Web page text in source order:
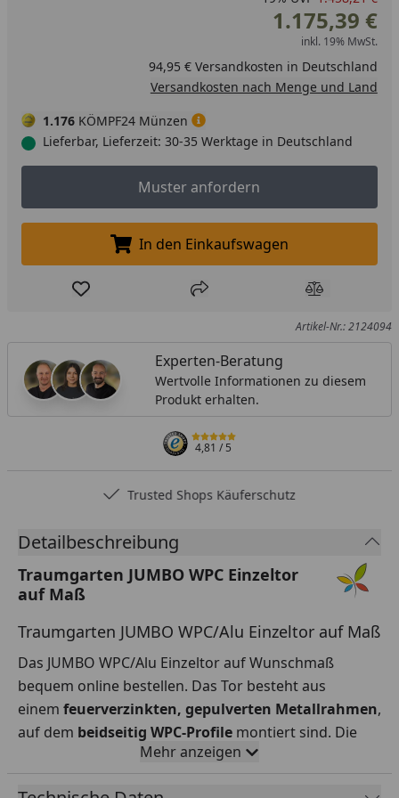
1.175,39 €
inkl. 19% MwSt.
94,95 € Versandkosten in Deutschland
Versandkosten nach Menge und Land
1.176 KÖMPF24 Münzen
Lieferbar, Lieferzeit: 30-35 Werktage in Deutschland
Muster anfordern
Muster anfordern
In den Einkaufswagen legen
In den Einkaufswagen
Produkt zur Wunschliste hinzufügen
Teilen Produkt
Artikel-Nr.: 2124094
Experten-Beratung
Wertvolle Informationen zu diesem
Produkt erhalten.
4,81/ 5
Trusted Shops Käuferschutz
Detailbeschreibung
Traumgarten JUMBO WPC Einzeltor
auf Maß
Traumgarten JUMBO WPC/Alu Einzeltor auf Maß
Das JUMBO WPC/Alu Einzeltor auf Wunschmaß
bequem online bestellen. Das Tor besteht aus
einem feuerverzinkten, gepulverten Metallrahmen,
auf dem beidseitig WPC-Profile montiert sind. Die
Anordnung der senkrechten Lamellen ist
konstruktionsbedingt unterschiedlich.
Mehr anzeigen